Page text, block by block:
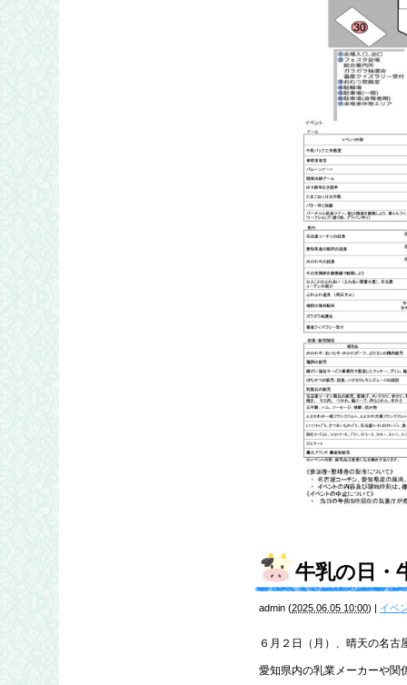
牛乳の日・
admin (2025.06.05 10:00) イベ
６月２日（月）、晴天の名
愛知県内の乳業メーカーや関